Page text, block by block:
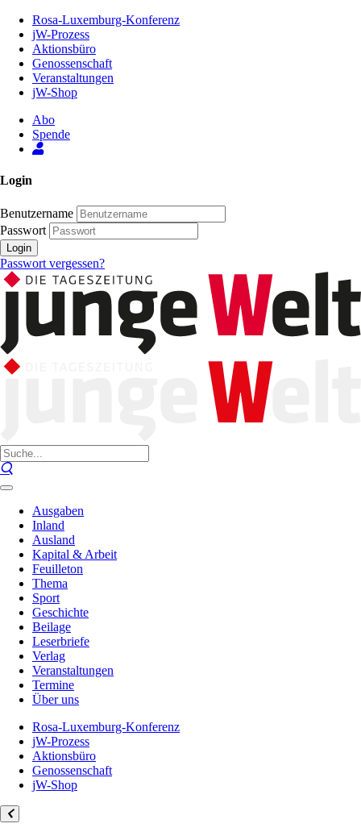
Inhalt
Seite
Rosa-Luxemburg-Konferenz
jW-Prozess
Aktionsbüro
Genossenschaft
Veranstaltungen
jW-Shop
Abo
Spende
Login
Benutzername
Passwort
Login
Passwort vergessen?
Ausgaben
Inland
Ausland
Kapital & Arbeit
Feuilleton
Thema
Sport
Geschichte
Beilage
Leserbriefe
Verlag
Veranstaltungen
Termine
Über uns
Rosa-Luxemburg-Konferenz
jW-Prozess
Aktionsbüro
Genossenschaft
jW-Shop